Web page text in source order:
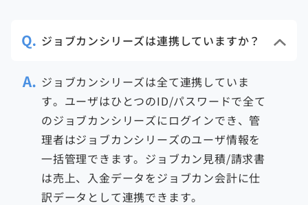
ジョブカンシリーズは連携していますか？
ジョブカンシリーズは全て連携していま
す。ユーザはひとつのID/パスワードで全て
のジョブカンシリーズにログインでき、管
理者はジョブカンシリーズのユーザ情報を
一括管理できます。ジョブカン見積/請求書
は売上、入金データをジョブカン会計に仕
訳データとして連携できます。